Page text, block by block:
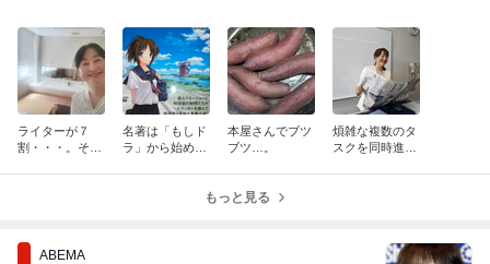
ライターが７
割・・・。それ
名著は「もしド
ラ」から始めて
本屋さんでブツ
ブツ…。
煩雑な複数のタ
スクを同時進
もっと見る
ABEMA